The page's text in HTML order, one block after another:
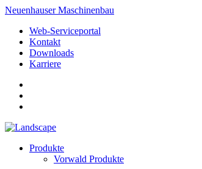
Neuenhauser Maschinenbau
Web-Serviceportal
Kontakt
Downloads
Karriere
Produkte
Vorwald Produkte